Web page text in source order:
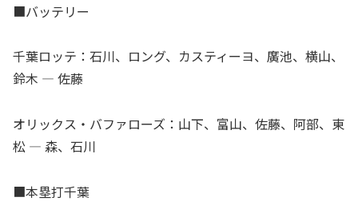
■バッテリー
千葉ロッテ：石川、ロング、カスティーヨ、廣池、横山、
鈴木 ― 佐藤
オリックス・バファローズ：山下、富山、佐藤、阿部、東
松 ― 森、石川
■本塁打千葉